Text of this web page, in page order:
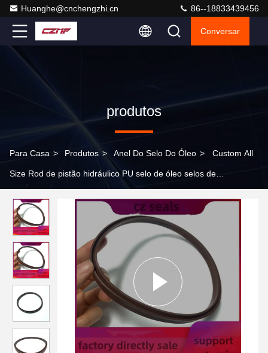
Huanghe@cnchengzhi.cn 86--18833439456
Conversar
produtos
Para Casa > Produtos > Anel Do Selo Do Óleo > Custom All
Size Rod de pistão hidráulico PU selo de óleo selos de